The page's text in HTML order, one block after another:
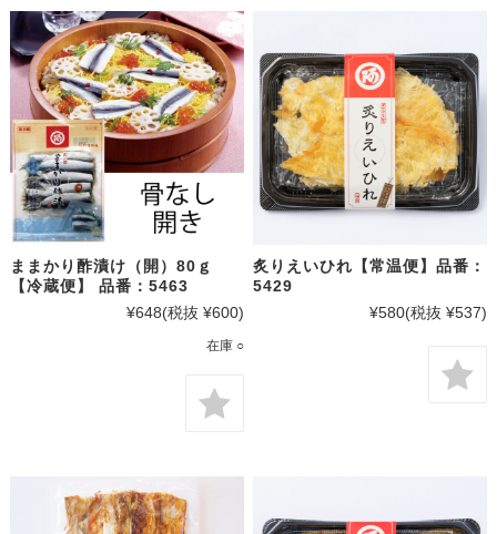
ままかり酢漬け（開）80ｇ
【冷蔵便】 品番：5463
¥648(税抜 ¥600)
在庫 ○
炙りえいひれ【常温便】品番：
5429
¥580(税抜 ¥537)